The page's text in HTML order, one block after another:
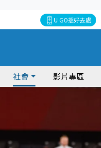
U GO搵好去處
社會 影片專區